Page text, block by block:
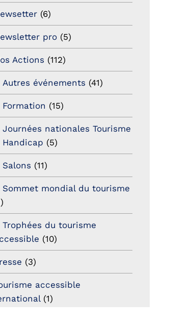
(6)
pro (5)
Actions (112)
Autres événements (41)
Formation (15)
Journées nationales Tourisme
Handicap (5)
Salons (11)
Sommet mondial du tourisme
Trophées du tourisme
(10)
(3)
accessible
(1)